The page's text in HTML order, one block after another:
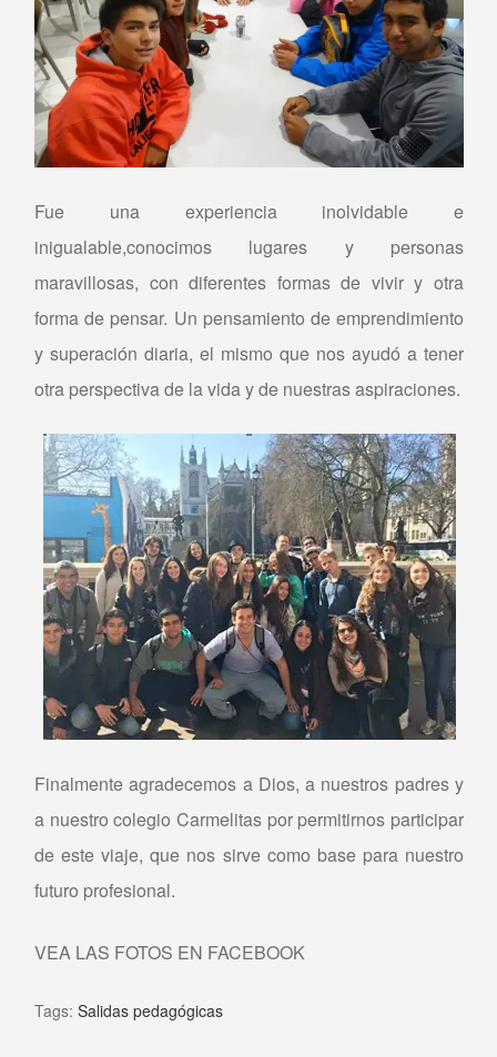
Fue una experiencia inolvidable e
inigualable,conocimos lugares y personas
maravillosas, con diferentes formas de vivir y otra
forma de pensar. Un pensamiento de emprendimiento
y superación diaria, el mismo que nos ayudó a tener
otra perspectiva de la vida y de nuestras aspiraciones.
Finalmente agradecemos a Dios, a nuestros padres y
a nuestro colegio Carmelitas por permitirnos participar
de este viaje, que nos sirve como base para nuestro
futuro profesional.
VEA LAS FOTOS EN FACEBOOK
Tags: Salidas pedagógicas